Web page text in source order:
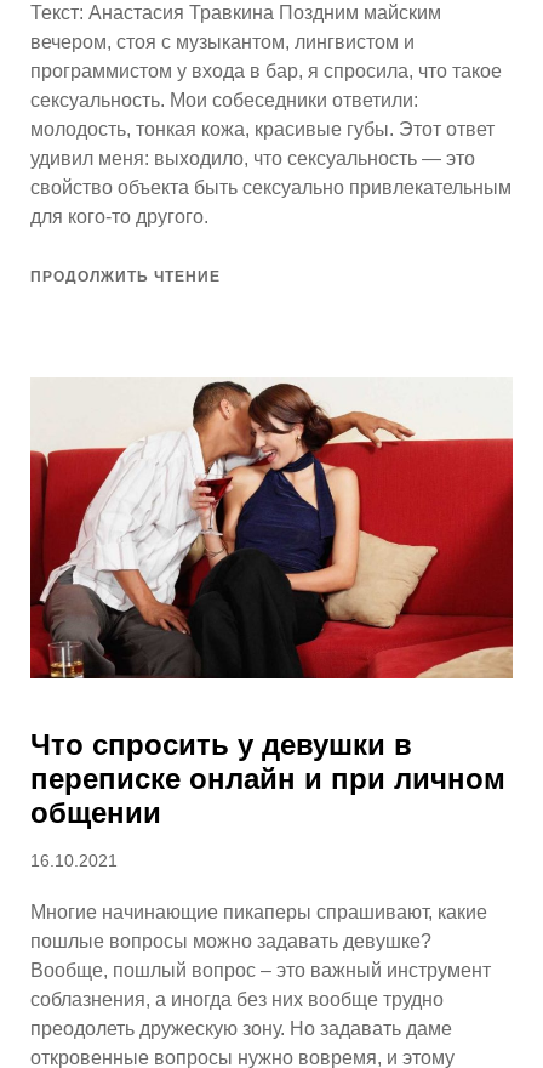
Текст: Анастасия Травкина Поздним майским
вечером, стоя с музыкантом, лингвистом и
программистом у входа в бар, я спросила, что такое
сексуальность. Мои собеседники ответили:
молодость, тонкая кожа, красивые губы. Этот ответ
удивил меня: выходило, что сексуальность — это
свойство объекта быть сексуально привлекательным
для кого-то другого.
ПРОДОЛЖИТЬ ЧТЕНИЕ
Что спросить у девушки в
переписке онлайн и при личном
общении
Опубликовано
16.10.2021
Многие начинающие пикаперы спрашивают, какие
пошлые вопросы можно задавать девушке?
Вообще, пошлый вопрос – это важный инструмент
соблазнения, а иногда без них вообще трудно
преодолеть дружескую зону. Но задавать даме
откровенные вопросы нужно вовремя, и этому